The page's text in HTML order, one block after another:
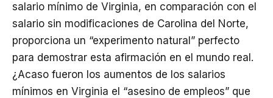
salario mínimo de Virginia, en comparación con el
salario sin modificaciones de Carolina del Norte,
proporciona un “experimento natural” perfecto
para demostrar esta afirmación en el mundo real.
¿Acaso fueron los aumentos de los salarios
mínimos en Virginia el “asesino de empleos” que